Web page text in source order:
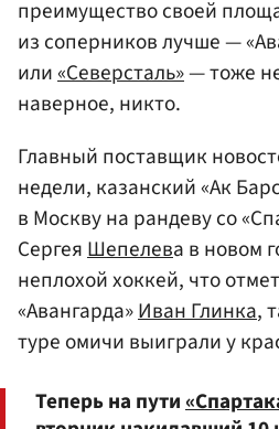
преимущество своей
из соперников лучше —
или«Северсталь»— тоже
наверное, никто.
Главный поставщик
недели, казанский «Ак
в Москву на рандеву со
СергеяШепелева в новом
неплохой хоккей, что
«Авангарда»Иван Глинка,
туре омичи выиграли у
Теперь на пути